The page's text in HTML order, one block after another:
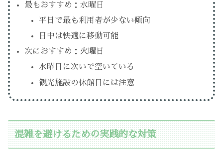
最もおすすめ：水曜日
平日で最も利用者が少ない傾向
日中は快適に移動可能
次におすすめ：火曜日
水曜日に次いで空いている
観光施設の休館日には注意
混雑を避けるための実践的な対策